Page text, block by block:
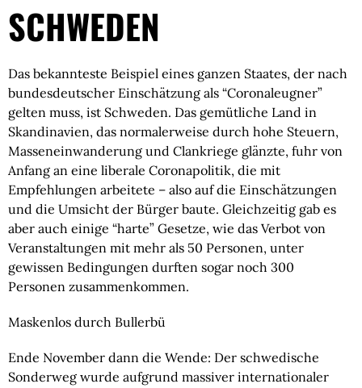
SCHWEDEN
Das bekannteste Beispiel eines ganzen Staates, der nach
bundesdeutscher Einschätzung als “Coronaleugner”
gelten muss, ist Schweden. Das gemütliche Land in
Skandinavien, das normalerweise durch hohe Steuern,
Masseneinwanderung und Clankriege glänzte, fuhr von
Anfang an eine liberale Coronapolitik, die mit
Empfehlungen arbeitete – also auf die Einschätzungen
und die Umsicht der Bürger baute. Gleichzeitig gab es
aber auch einige “harte” Gesetze, wie das Verbot von
Veranstaltungen mit mehr als 50 Personen, unter
gewissen Bedingungen durften sogar noch 300
Personen zusammenkommen.
Maskenlos durch Bullerbü
Ende November dann die Wende: Der schwedische
Sonderweg wurde aufgrund massiver internationaler